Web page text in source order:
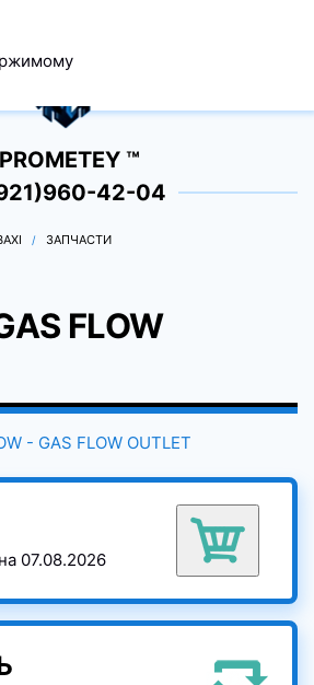
PROMETEY ™
42-04
ЗАПЧАСТИ
FLOW
07.08.2026